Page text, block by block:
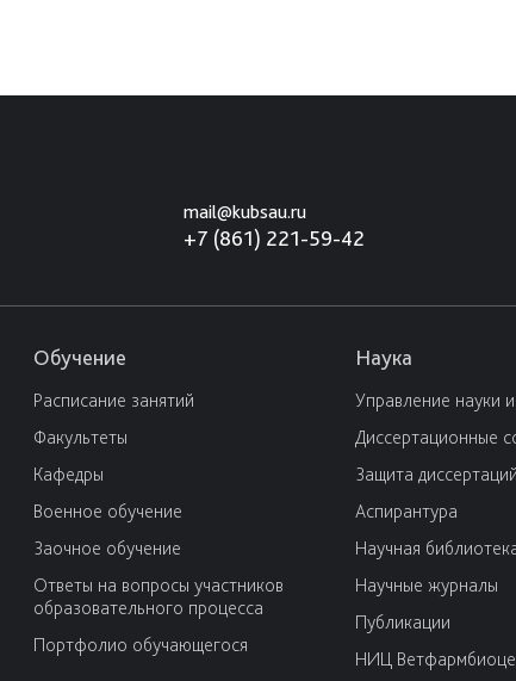
mail@kubsau.ru
+7 (861) 221-59-42
Обучение
Расписание занятий
Факультеты
Кафедры
Военное обучение
Заочное обучение
Ответы на вопросы участников
образовательного процесса
Портфолио обучающегося
Наука
Управление науки
Диссертационные
Защита диссертаций
Аспирантура
Научная
Научные журналы
Публикации
НИЦ